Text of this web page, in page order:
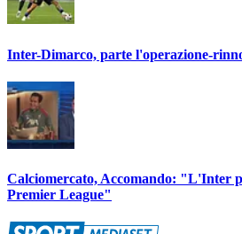
Inter-Dimarco, parte l'operazione-
Calciomercato, Accomando: "L'Inter
Premier League"